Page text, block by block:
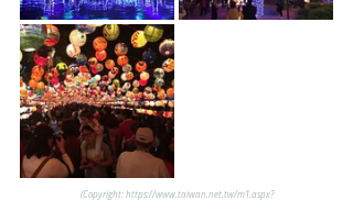
(Copyright: https://www.taiwan.net.tw/m1.aspx?